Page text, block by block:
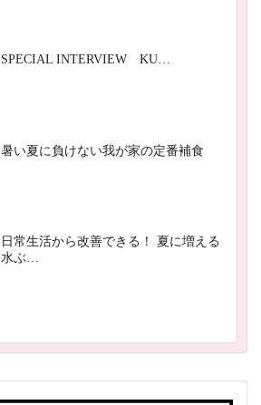
SPECIAL INTERVIEW KU…
暑い夏に負けない我が家の定番補食
日常生活から改善できる！ 夏に増える
水ぶ…